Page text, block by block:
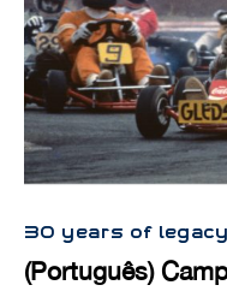
30 years of legacy
(Português)